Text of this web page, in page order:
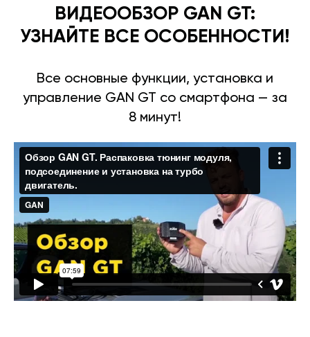
ВИДЕООБЗОР GAN GT:
УЗНАЙТЕ ВСЕ ОСОБЕННОСТИ!
Все основные функции, установка и
управление GAN GT со смартфона — за
8 минут!